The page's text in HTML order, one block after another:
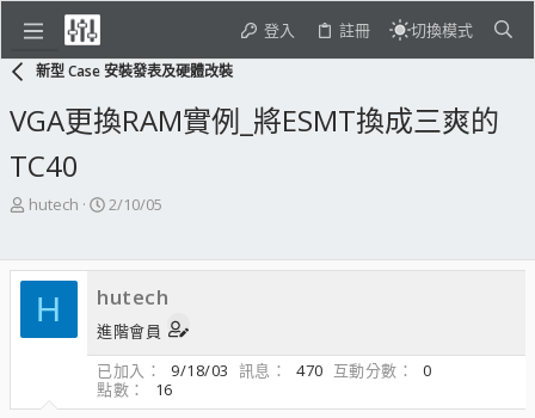
登入 註冊 切換模式
新型 Case 安裝發表及硬體改裝
VGA更換RAM實例_將ESMT換成三爽的
TC40
主
起
人
hutech
開
期
2/10/05
H hutech
進階會員
已加入
9/18/03 訊息 470 互動分數
0
點數
16